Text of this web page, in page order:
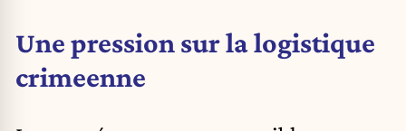
Une pression sur la logistique
crimeenne